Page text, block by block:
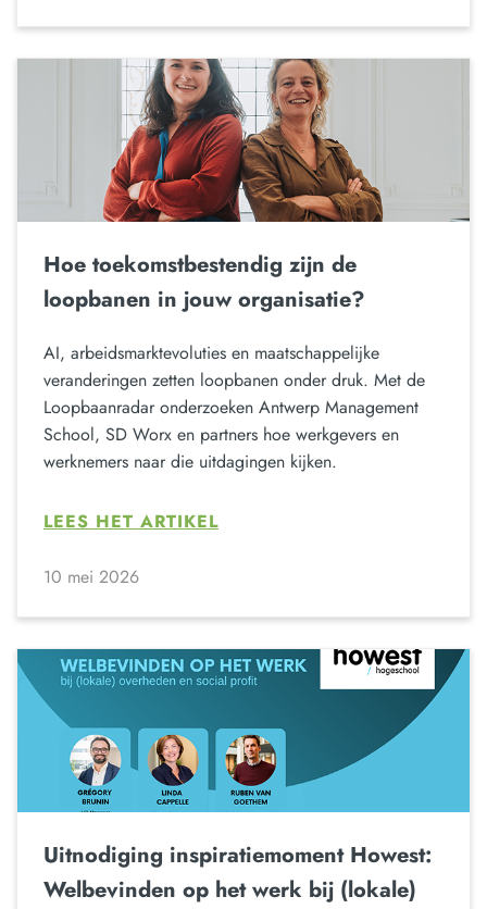
Hoe toekomstbestendig zijn de
loopbanen in jouw organisatie?
AI, arbeidsmarktevoluties en maatschappelijke
veranderingen zetten loopbanen onder druk. Met de
Loopbaanradar onderzoeken Antwerp Management
School, SD Worx en partners hoe werkgevers en
werknemers naar die uitdagingen kijken.
LEES HET ARTIKEL
10 mei 2026
Uitnodiging inspiratiemoment Howest:
Welbevinden op het werk bij (lokale)